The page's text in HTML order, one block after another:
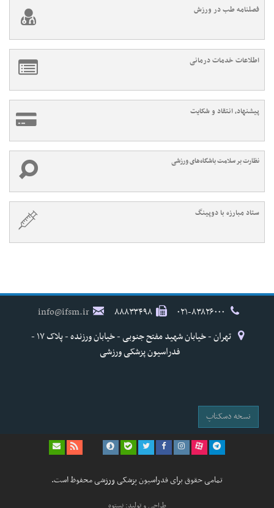
فصلنامه طب در ورزش
اطلاعات خدمات درمانی
پیشنهاد، انتقاد و شکایت
نظارت بر سلامت باشگاه‌های ورزشی
ستاد مبارزه با دوپینگ
۸۸۸۳۳۴۹۸
info@ifsm.ir
تهران - خیابان شهید مفتح جنوبی - خیابان ورزنده - پلاک ۱۷ -
فدراسیون پزشکی ورزشی
نسخه دسکتاپ
تمامی حقوق برای فدراسیون پزشکی ورزشی محفوظ است.